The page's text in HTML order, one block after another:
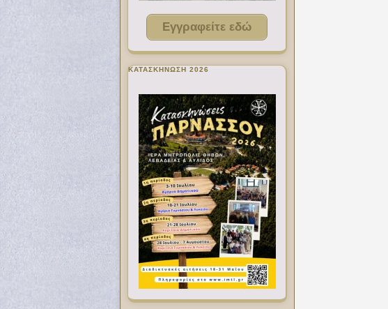
Εγγραφείτε εδώ
ΚΑΤΑΣΚΗΝΩΣΗ 2026